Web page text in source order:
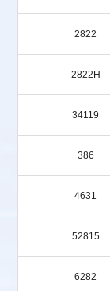
2822
2822H
34119
386
4631
52815
6282